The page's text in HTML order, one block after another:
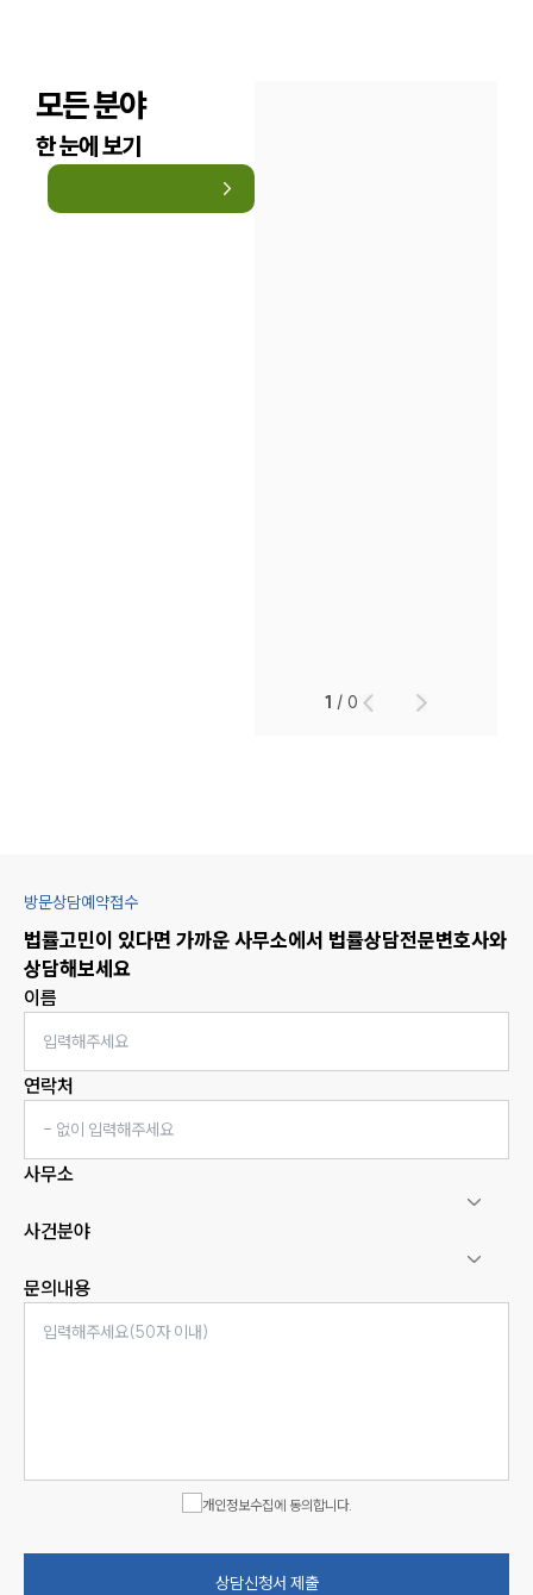
소식/자료
모든 분야
한 눈에 보기
1 /0
방문상담예약접수
법률고민이 있다면 가까운 사무소에서 법률상담전문변호사와
상담해보세요
이름
연락처
사무소
사건분야
문의내용
개인정보수집에 동의합니다.
상담신청서 제출